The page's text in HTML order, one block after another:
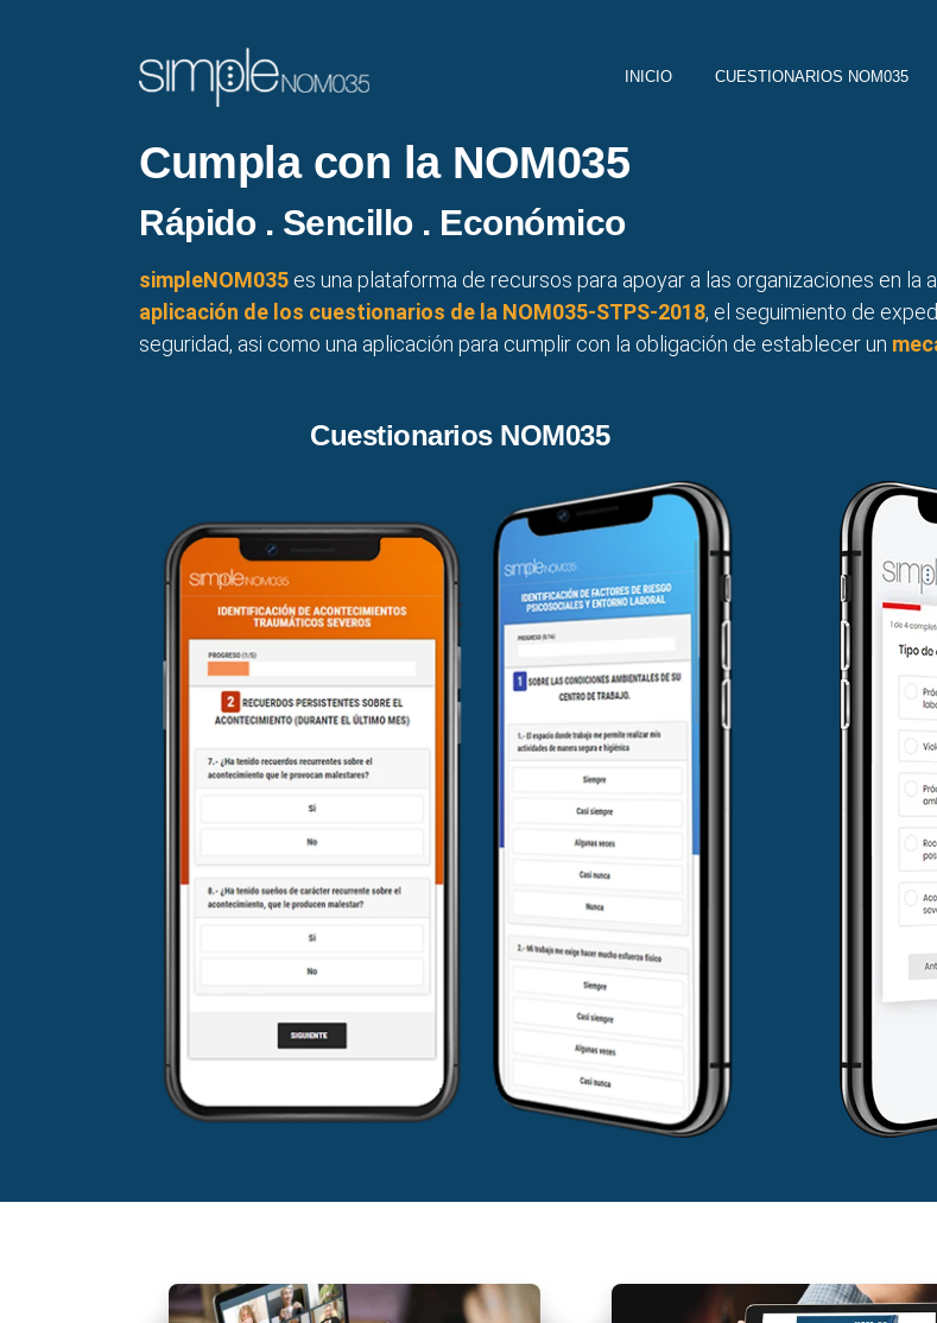
INICIO CUESTIONARIOS NOM035
Cumpla con la NOM035
Rápido . Sencillo . Económico
simpleNOM035 es una plataforma de recursos para apoyar a las organizaciones en
aplicación de los cuestionarios de la NOM035-STPS-2018, el seguimiento de
seguridad, asi como una aplicación para cumplir con la obligación de establecer un
Cuestionarios NOM035